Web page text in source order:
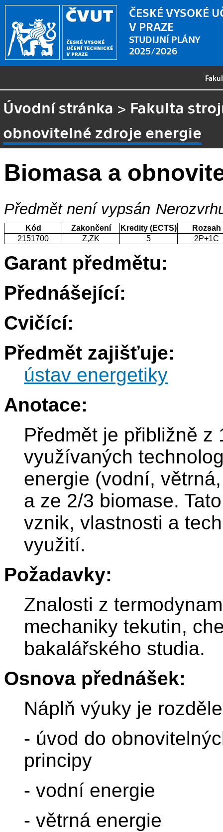
ČESKÉ VYSOKÉ
V PRAZE
STUDIJNÍ PLÁNY
2025/2026
Úvodní stránka > Fakulta
obnovitelné zdroje energie
Biomasa a
Předmět není vypsán
Kód Zakončení Kredity (ECTS)
Rozsah
2151700
Z,ZK 5 2P+1C
Garant předmětu:
Přednášející:
Cvičící:
Předmět zajišťuje:
ústav energetiky
Anotace:
Předmět je přibližně z
využívaných
energie (vodní,
a ze 2/3 biomase.
vznik, vlastnosti a
využití.
Požadavky:
Znalosti z
mechaniky tekutin,
bakalářského studia.
Osnova přednášek:
Náplň výuky je
- úvod do
principy
- vodní energie
- větrná energie